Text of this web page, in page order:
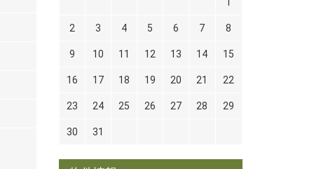
2 3 4 5 6 7 8
9 10 11 12 13 14 15
16 17 18 19 20 21 22
23 24 25 26 27 28 29
30 31